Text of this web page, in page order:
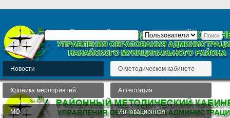
Новости О методическом кабинете
Хроника мероприятий Аттестация
МО
Инновационная